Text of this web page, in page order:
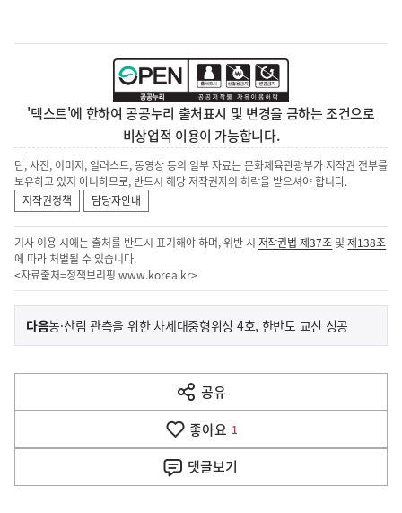
'텍스트'에 한하여 공공누리 출처표시 및 변경을 금하는 조건으로
비상업적 이용이 가능합니다.
단, 사진, 이미지, 일러스트, 동영상 등의 일부 자료는 문화체육관광부가 저작권 전부를
보유하고 있지 아니하므로, 반드시 해당 저작권자의 허락을 받으셔야 합니다.
저작권정책
담당자안내
기사 이용 시에는 출처를 반드시 표기해야 하며, 위반 시 저작권법 제37조 및제138조
에 따라 처벌될 수 있습니다.
<자료출처=정책브리핑 www.korea.kr>
이
전
다
음
다음기
농·산림 관측을 위한 차세대중형위성 4호, 한반도 교신 성공
공유
열
기
좋아요 1
댓글보기